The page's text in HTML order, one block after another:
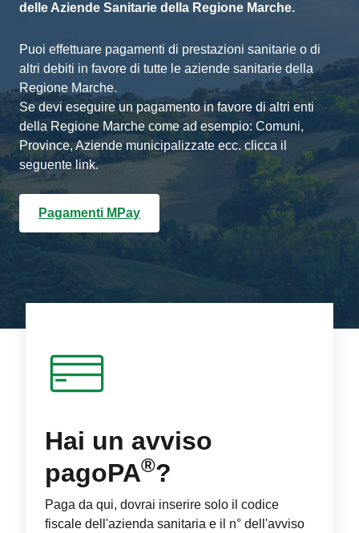
delle Aziende Sanitarie della Regione Marche.
Puoi effettuare pagamenti di prestazioni sanitarie o di
altri debiti in favore di tutte le aziende sanitarie della
Regione Marche.
Se devi eseguire un pagamento in favore di altri enti
della Regione Marche come ad esempio: Comuni,
Province, Aziende municipalizzate ecc. clicca il
seguente link.
Pagamenti MPay
Hai un avviso
pagoPA®?
Paga da qui, dovrai inserire solo il codice
fiscale dell'azienda sanitaria e il n° dell'avviso